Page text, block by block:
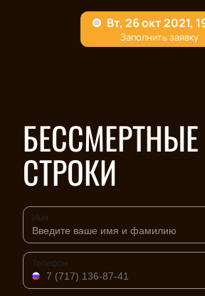
БЕССМЕРТНЫЕ
СТРОКИ
Имя
Телефон